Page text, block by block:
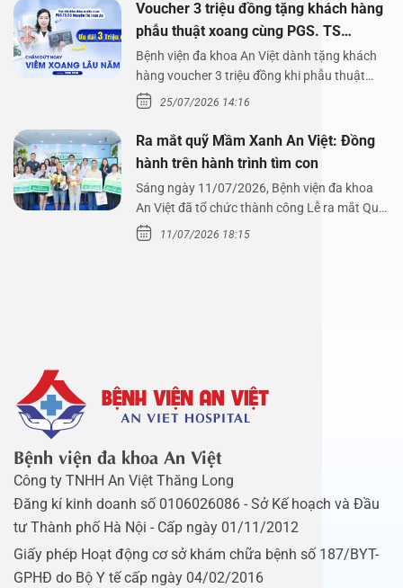
Voucher 3 triệu đồng tặng khách hàng
phẫu thuật xoang cùng PGS. TS
Nguyễn Thị Hoài An
Bệnh viện đa khoa An Việt dành tặng khách
hàng voucher 3 triệu đồng khi phẫu thuật
xoang cùng PGS.…
25/07/2026 14:16
Ra mắt quỹ Mầm Xanh An Việt: Đồng
hành trên hành trình tìm con
Sáng ngày 11/07/2026, Bệnh viện đa khoa
An Việt đã tổ chức thành công Lễ ra mắt Quỹ
Mầm Xanh…
11/07/2026 18:15
Bệnh viện đa khoa An Việt
Công ty TNHH An Việt Thăng Long
Đăng kí kinh doanh số 0106026086 - Sở Kế hoạch và Đầu
tư Thành phố Hà Nội - Cấp ngày 01/11/2012
Giấy phép Hoạt động cơ sở khám chữa bệnh số 187/BYT-
GPHĐ do Bộ Y tế cấp ngày 04/02/2016